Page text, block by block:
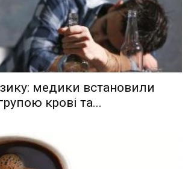
медики встановили
крові та...